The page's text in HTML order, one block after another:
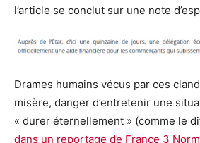
l’article se conclut sur une note
Drames humains vécus par ces
misère, danger d’entretenir une
« durer éternellement » (comme le
dans un reportage de France 3